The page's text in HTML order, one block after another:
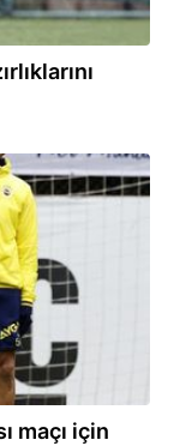
maçı için